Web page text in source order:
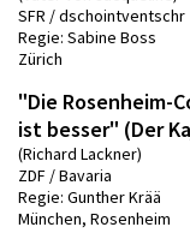
SFR / dschointventschr
Regie: Sabine Boss
Zürich
"Die Rosenheim-
ist besser" (Der
(Richard Lackner)
ZDF / Bavaria
Regie: Gunther Krää
München, Rosenheim